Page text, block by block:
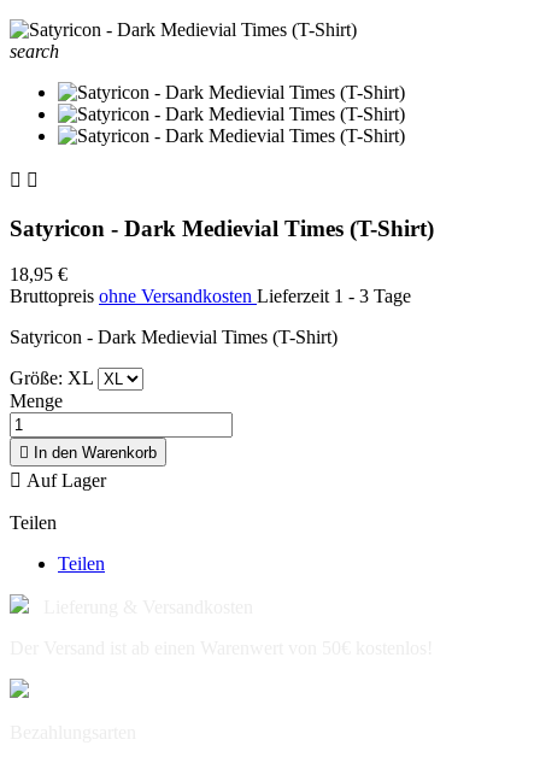
search
 
Satyricon - Dark Medievial Times (T-Shirt)
18,95 €
Bruttopreis ohne Versandkosten Lieferzeit 1 - 3 Tage
Satyricon - Dark Medievial Times (T-Shirt)
Größe: XL
Menge
 In den Warenkorb
 Auf Lager
Teilen
Teilen